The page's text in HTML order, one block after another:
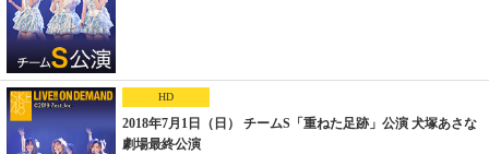
HD
2018年7月1日（日） チームS「重ねた足跡」公演 犬塚あさな
劇場最終公演